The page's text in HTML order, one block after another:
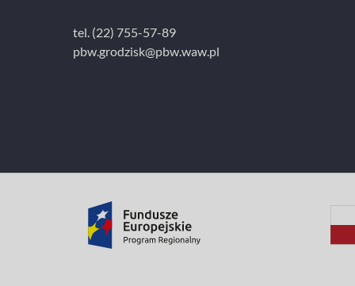
tel. (22) 755-57-89
pbw.grodzisk@pbw.waw.pl